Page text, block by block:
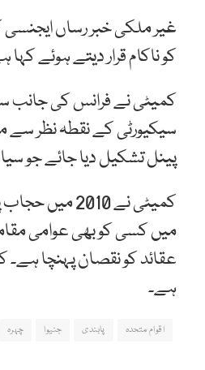
غیر ملکی خبر رساں
کو ناکام قرار دیتے ہوئے
کمیٹی نے فرانس کی جانب
سیکیورٹی کے نقطہ نظر سے
پینل تشکیل دیا جائے جو
میں کسی کو بھی عوامی
عقائد کو نقصان پہنچا ہے۔
ہے۔
اقوام متحدہ پابندی جنیوا چہرہ